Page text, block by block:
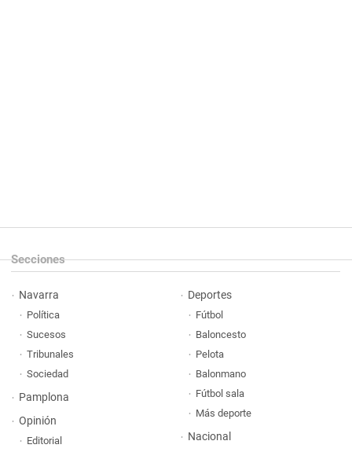
Secciones
Navarra
Política
Sucesos
Tribunales
Sociedad
Pamplona
Opinión
Editorial
Deportes
Fútbol
Baloncesto
Pelota
Balonmano
Fútbol sala
Más deporte
Nacional